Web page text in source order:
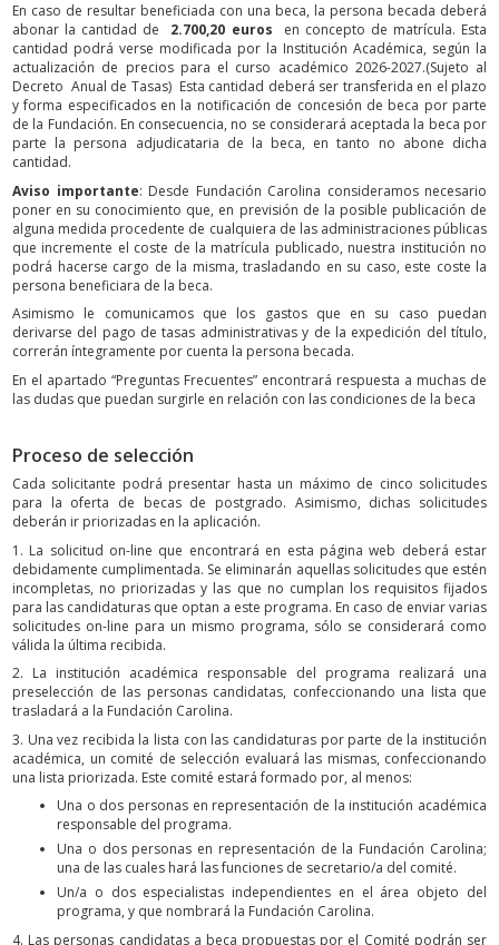
En caso de resultar beneficiada con una beca, la persona becada deberá
abonar la cantidad de 2.700,20 euros en concepto de matrícula. Esta
cantidad podrá verse modificada por la Institución Académica, según la
actualización de precios para el curso académico 2026-2027.(Sujeto al
Decreto Anual de Tasas) Esta cantidad deberá ser transferida en el plazo
y forma especificados en la notificación de concesión de beca por parte
de la Fundación. En consecuencia, no se considerará aceptada la beca por
parte la persona adjudicataria de la beca, en tanto no abone dicha
cantidad.
Aviso importante: Desde Fundación Carolina consideramos necesario
poner en su conocimiento que, en previsión de la posible publicación de
alguna medida procedente de cualquiera de las administraciones públicas
que incremente el coste de la matrícula publicado, nuestra institución no
podrá hacerse cargo de la misma, trasladando en su caso, este coste la
persona beneficiara de la beca.
Asimismo le comunicamos que los gastos que en su caso puedan
derivarse del pago de tasas administrativas y de la expedición del título,
correrán íntegramente por cuenta la persona becada.
En el apartado “Preguntas Frecuentes” encontrará respuesta a muchas de
las dudas que puedan surgirle en relación con las condiciones de la beca
Proceso de selección
Cada solicitante podrá presentar hasta un máximo de cinco solicitudes
para la oferta de becas de postgrado. Asimismo, dichas solicitudes
deberán ir priorizadas en la aplicación.
1. La solicitud on-line que encontrará en esta página web deberá estar
debidamente cumplimentada. Se eliminarán aquellas solicitudes que estén
incompletas, no priorizadas y las que no cumplan los requisitos fijados
para las candidaturas que optan a este programa. En caso de enviar varias
solicitudes on-line para un mismo programa, sólo se considerará como
válida la última recibida.
2. La institución académica responsable del programa realizará una
preselección de las personas candidatas, confeccionando una lista que
trasladará a la Fundación Carolina.
3. Una vez recibida la lista con las candidaturas por parte de la institución
académica, un comité de selección evaluará las mismas, confeccionando
una lista priorizada. Este comité estará formado por, al menos:
Una o dos personas en representación de la institución académica
responsable del programa.
Una o dos personas en representación de la Fundación Carolina;
una de las cuales hará las funciones de secretario/a del comité.
Un/a o dos especialistas independientes en el área objeto del
programa, y que nombrará la Fundación Carolina.
4. Las personas candidatas a beca propuestas por el Comité podrán ser